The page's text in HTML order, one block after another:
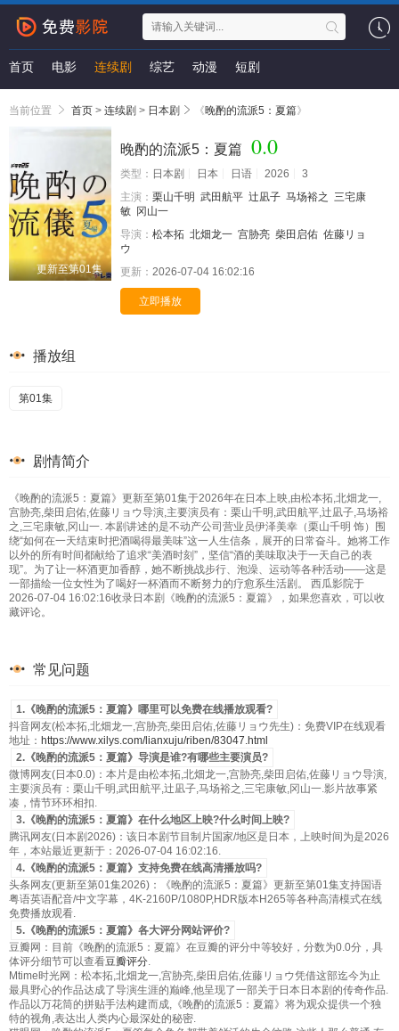
首页 电影 连续剧 综艺 动漫 短剧
当前位置 首页 > 连续剧 > 日本剧 《晚酌的流派5：夏篇》
更新至第01集
晚酌的流派5：夏篇 0.0
类型： 日本剧 日本 日语 2026
3
主演： 栗山千明 武田航平 辻凪子 马场裕之 三宅康
敏 冈山一
导演： 松本拓 北畑龙一 宫胁亮 柴田启佑 佐藤リョ
ウ
更新： 2026-07-04 16:02:16
立即播放
播放组
第01集
剧情简介
《晚酌的流派5：夏篇》更新至第01集于2026年在日本上映,由松本拓,北畑龙一,
宫胁亮,柴田启佑,佐藤リョウ导演,主要演员有：栗山千明,武田航平,辻凪子,马场裕
之,三宅康敏,冈山一. 本剧讲述的是不动产公司营业员伊泽美幸（栗山千明 饰）围
绕“如何在一天结束时把酒喝得最美味”这一人生信条，展开的日常奋斗。她将工作
以外的所有时间都献给了追求“美酒时刻”，坚信“酒的美味取决于一天自己的表
现”。为了让一杯酒更加香醇，她不断挑战步行、泡澡、运动等各种活动——这是
一部描绘一位女性为了喝好一杯酒而不断努力的疗愈系生活剧。 西瓜影院于
2026-07-04 16:02:16收录日本剧《晚酌的流派5：夏篇》，如果您喜欢，可以收
藏评论。
常见问题
1.《晚酌的流派5：夏篇》哪里可以免费在线播放观看?
抖音网友(松本拓,北畑龙一,宫胁亮,柴田启佑,佐藤リョウ先生)：免费VIP在线观看
地址： https://www.xilys.com/lianxuju/riben/83047.html
2.《晚酌的流派5：夏篇》导演是谁?有哪些主要演员?
微博网友(日本0.0)：本片是由松本拓,北畑龙一,宫胁亮,柴田启佑,佐藤リョウ导演,
主要演员有：栗山千明,武田航平,辻凪子,马场裕之,三宅康敏,冈山一.影片故事紧
凑，情节环环相扣.
3.《晚酌的流派5：夏篇》在什么地区上映?什么时间上映?
腾讯网友(日本剧2026)：该日本剧节目制片国家/地区是日本，上映时间为是2026
年，本站最近更新于：2026-07-04 16:02:16.
4.《晚酌的流派5：夏篇》支持免费在线高清播放吗?
头条网友(更新至第01集2026)：《晚酌的流派5：夏篇》更新至第01集支持国语
粤语英语配音/中文字幕，4K-2160P/1080P,HDR版本H265等各种高清模式在线
免费播放观看.
5.《晚酌的流派5：夏篇》各大评分网站评价?
豆瓣网：目前《晚酌的流派5：夏篇》在豆瓣的评分中等较好，分数为0.0分，具
体评分细节可以查看豆瓣评分.
Mtime时光网：松本拓,北畑龙一,宫胁亮,柴田启佑,佐藤リョウ凭借这部迄今为止
最具野心的作品达成了导演生涯的巅峰,他呈现了一部关于日本日本剧的传奇作品.
作品以万花筒的拼贴手法构建而成,《晚酌的流派5：夏篇》将为观众提供一个独
特的视角,表达出人类内心最深处的秘密.